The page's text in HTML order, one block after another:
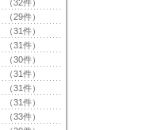
（32件）
（29件）
（31件）
（31件）
（30件）
（31件）
（31件）
（31件）
（33件）